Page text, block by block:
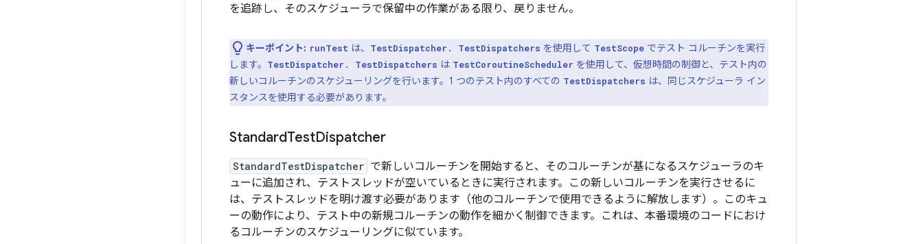
を追跡し、そのスケジューラで保留中の作業がある限り、戻りません。
キーポイント: runTest は、 TestDispatcher. TestDispatchers を使用して TestScope でテスト コルーチンを実行
します。
TestDispatcher. TestDispatchers は TestCoroutineScheduler を使用して、仮想時間の制御と、テスト内の
新しいコルーチンのスケジューリングを行います。1 つのテスト内のすべての TestDispatchers は、同じスケジューラ イン
スタンスを使用する必要があります。
StandardTestDispatcher
StandardTestDispatcher で新しいコルーチンを開始すると、そのコルーチンが基になるスケジューラのキ
ューに追加され、テストスレッドが空いているときに実行されます。この新しいコルーチンを実行させるに
は、テストスレッドを明け渡す必要があります（他のコルーチンで使用できるように解放します）。
このキュ
ーの動作により、テスト中の新規コルーチンの動作を細かく制御できます。これは、本番環境のコードにおけ
るコルーチンのスケジューリングに似ています。